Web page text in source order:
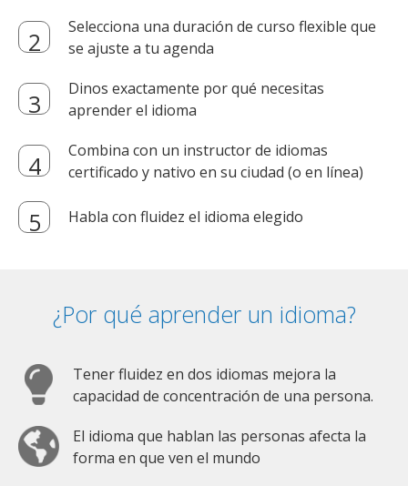
Selecciona una duración de curso flexible que
se ajuste a tu agenda
Dinos exactamente por qué necesitas
aprender el idioma
Combina con un instructor de idiomas
certificado y nativo en su ciudad (o en línea)
Habla con fluidez el idioma elegido
¿Por qué aprender un idioma?
Tener fluidez en dos idiomas mejora la
capacidad de concentración de una persona.
El idioma que hablan las personas afecta la
forma en que ven el mundo